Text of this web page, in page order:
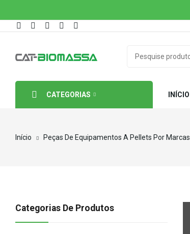
CATEGORIAS INÍCIO
Início Peças De Equipamentos A Pellets Por Marcas
Categorias De Produtos